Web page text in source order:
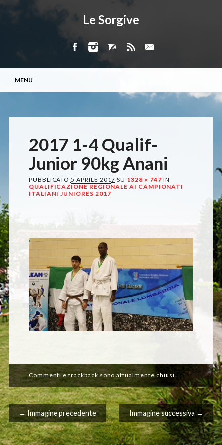
Le Sorgive
Menu principale
MENU
2017 1-4 Qualif-
Junior 90kg Anani
PUBBLICATO 5 APRILE 2017 SU 1328 × 747 IN
QUALIFICAZIONE REGIONALE AI CAMPIONATI
ITALIANI JUNIORES 2017
Commenti e trackback sono attualmente chiusi.
← Immagine precedente Immagine successiva →